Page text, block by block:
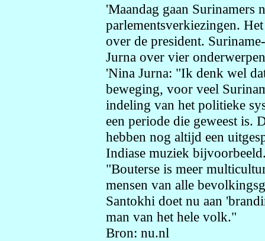
'Maandag gaan Surinamers
parlementsverkiezingen.
over de president.
Jurna over vier
'Nina Jurna: "Ik denk wel
beweging, voor veel
indeling van het politieke
een periode die geweest is.
hebben nog altijd een
Indiase muziek
"Bouterse is meer
mensen van alle
Santokhi doet nu aan
man van het hele volk."
Bron: nu.nl